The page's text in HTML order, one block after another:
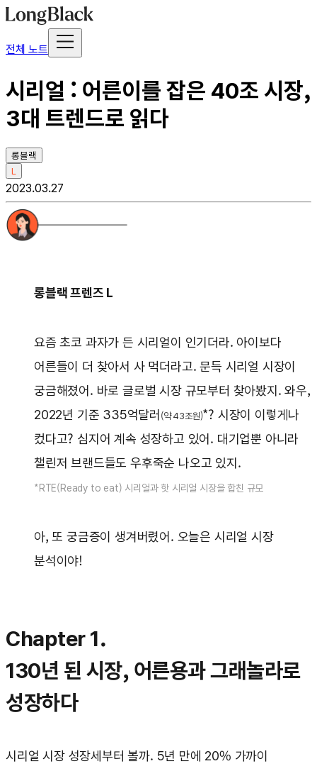
전체 노트
시리얼 : 어른이를 잡은 40조 시장,
3대 트렌드로 읽다
롱블랙
L
2023.03.27
롱블랙 프렌즈 L
요즘 초코 과자가 든 시리얼이 인기더라. 아이보다
어른들이 더 찾아서 사 먹더라고. 문득 시리얼 시장이
궁금해졌어. 바로 글로벌 시장 규모부터 찾아봤지. 와우,
2022년 기준 335억달러 (약 43조원)*? 시장이 이렇게나
컸다고? 심지어 계속 성장하고 있어. 대기업뿐 아니라
챌린저 브랜드들도 우후죽순 나오고 있지.
*RTE(Ready to eat) 시리얼과 핫 시리얼 시장을 합친 규모
아, 또 궁금증이 생겨버렸어. 오늘은 시리얼 시장
분석이야!
Chapter 1.
130년 된 시장, 어른용과 그래놀라로
성장하다
시리얼 시장 성장세부터 볼까. 5년 만에 20% 가까이